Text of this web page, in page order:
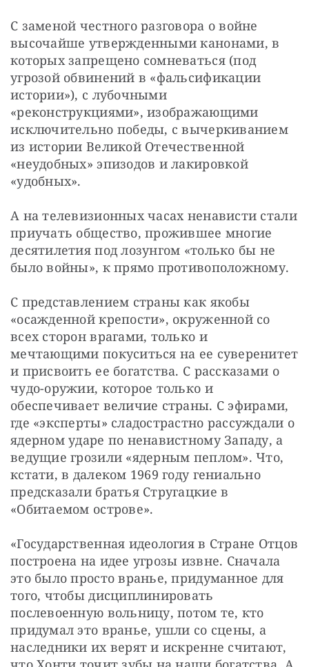
С заменой честного разговора о войне
высочайше утвержденными канонами, в
которых запрещено сомневаться (под
угрозой обвинений в «фальсификации
истории»), с лубочными
«реконструкциями», изображающими
исключительно победы, с вычеркиванием
из истории Великой Отечественной
«неудобных» эпизодов и лакировкой
«удобных».
А на телевизионных часах ненависти стали
приучать общество, прожившее многие
десятилетия под лозунгом «только бы не
было войны», к прямо противоположному.
С представлением страны как якобы
«осажденной крепости», окруженной со
всех сторон врагами, только и
мечтающими покуситься на ее суверенитет
и присвоить ее богатства. С рассказами о
чудо-оружии, которое только и
обеспечивает величие страны. С эфирами,
где «эксперты» сладострастно рассуждали о
ядерном ударе по ненавистному Западу, а
ведущие грозили «ядерным пеплом». Что,
кстати, в далеком 1969 году гениально
предсказали братья Стругацкие в
«Обитаемом острове».
«Государственная идеология в Стране Отцов
построена на идее угрозы извне. Сначала
это было просто вранье, придуманное для
того, чтобы дисциплинировать
послевоенную вольницу, потом те, кто
придумал это вранье, ушли со сцены, а
наследники их верят и искренне считают,